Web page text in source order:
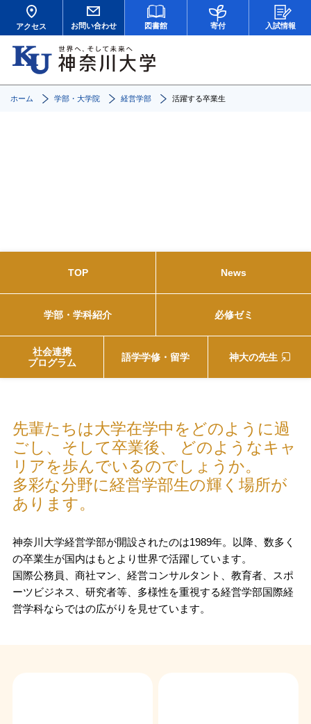
アクセス お問い合わせ 図書館 寄付 入試情報
ホーム 学部・大学院 経営学部 活躍する卒業生
TOP News
学部・学科紹介 必修ゼミ
社会連携
プログラム
語学学修・留学 神大の先生
先輩たちは大学在学中をどのように過
ごし、そして卒業後、
どのようなキャ
リアを歩んでいるのでしょうか。
多彩な分野に経営学部生の輝く場所が
あります。
神奈川大学経営学部が開設されたのは1989年。以降、数多く
の卒業生が国内はもとより世界で活躍しています。
国際公務員、商社マン、経営コンサルタント、教育者、スポ
ーツビジネス、研究者等、多様性を重視する経営学部国際経
営学科ならではの広がりを見せています。